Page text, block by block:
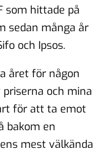
som hittade på
sedan många år
och Ipsos.
året för någon
och mina
för att ta emot
bakom en
mest välkända